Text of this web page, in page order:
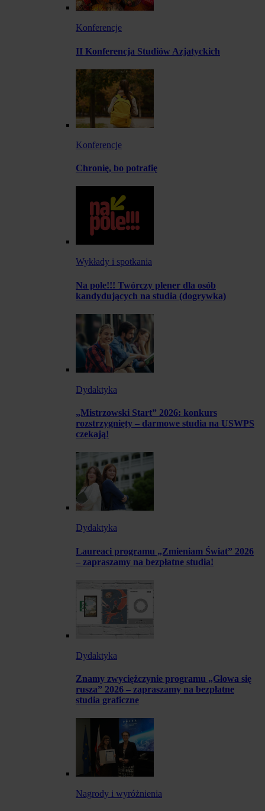
Konferencje
II Konferencja Studiów Azjatyckich
Konferencje
Chronię, bo potrafię
Wykłady i spotkania
Na pole!!! Twórczy plener dla osób
kandydujących na studia (dogrywka)
Dydaktyka
„Mistrzowski Start” 2026: konkurs
rozstrzygnięty – darmowe studia na USWPS
czekają!
Dydaktyka
Laureaci programu „Zmieniam Świat” 2026
– zapraszamy na bezpłatne studia!
Dydaktyka
Znamy zwyciężczynie programu „Głowa się
rusza” 2026 – zapraszamy na bezpłatne
studia graficzne
Nagrody i wyróżnienia